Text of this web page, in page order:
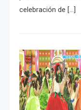
celebración de […]